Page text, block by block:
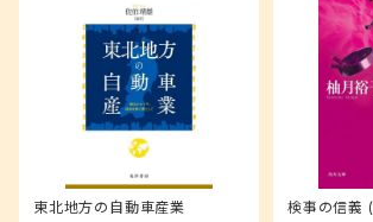
東北地方の自動車産業 検事の信義